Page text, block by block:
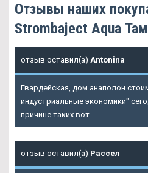
Отзывы наших
Strombaject Aqua
отзыв оставил(а) Antonina
Гвардейская, дом анаполон
индустриальные экономики"
причине таких вот.
отзыв оставил(а) Рассел